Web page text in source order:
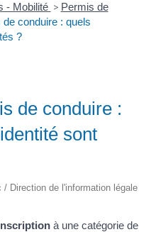
- Mobilité > Permis de
conduire : quels
?
de conduire :
sont
Direction de l'information légale
à une catégorie de